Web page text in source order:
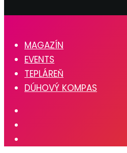
MAGAZÍN
EVENTS
TEPLÁREŇ
DÚHOVÝ KOMPAS